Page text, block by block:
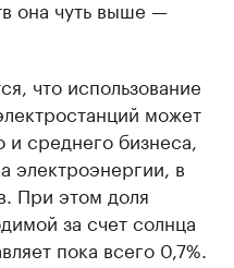
она чуть выше —
что использование
может
среднего бизнеса,
электроэнергии, в
При этом доля
за счет солнца
пока всего 0,7%.